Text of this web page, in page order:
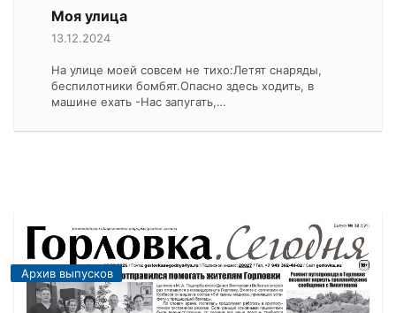
Моя улица
13.12.2024
На улице моей совсем не тихо:Летят снаряды,
беспилотники бомбят.Опасно здесь ходить, в
машине ехать -Нас запугать,…
Архив выпусков